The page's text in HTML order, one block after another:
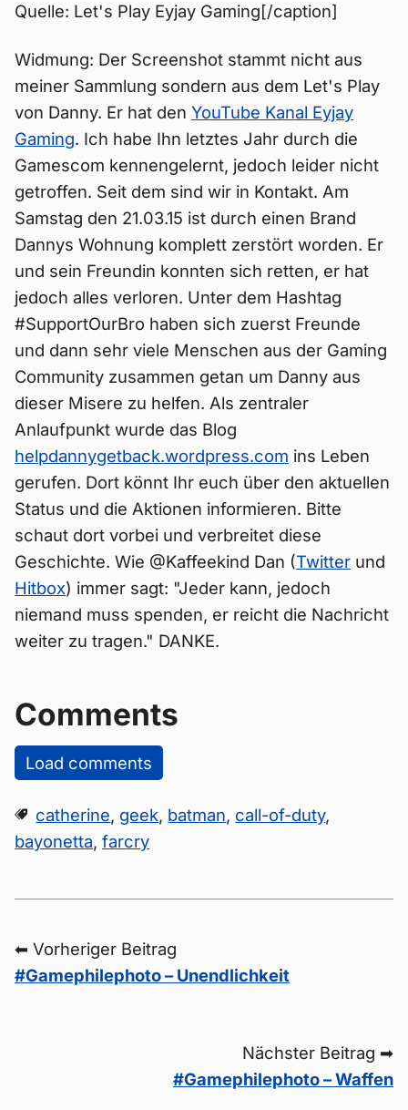
Quelle: Let's Play Eyjay Gaming[/caption]
Widmung: Der Screenshot stammt nicht aus
meiner Sammlung sondern aus dem Let's Play
von Danny. Er hat den YouTube Kanal Eyjay
Gaming. Ich habe Ihn letztes Jahr durch die
Gamescom kennengelernt, jedoch leider nicht
getroffen. Seit dem sind wir in Kontakt. Am
Samstag den 21.03.15 ist durch einen Brand
Dannys Wohnung komplett zerstört worden. Er
und sein Freundin konnten sich retten, er hat
jedoch alles verloren. Unter dem Hashtag
#SupportOurBro haben sich zuerst Freunde
und dann sehr viele Menschen aus der Gaming
Community zusammen getan um Danny aus
dieser Misere zu helfen. Als zentraler
Anlaufpunkt wurde das Blog
helpdannygetback.wordpress.com ins Leben
gerufen. Dort könnt Ihr euch über den aktuellen
Status und die Aktionen informieren. Bitte
schaut dort vorbei und verbreitet diese
Geschichte. Wie @Kaffeekind Dan (Twitter und
Hitbox) immer sagt: "Jeder kann, jedoch
niemand muss spenden, er reicht die Nachricht
weiter zu tragen." DANKE.
Comments
Load comments
catherine, geek, batman, call-of-duty,
bayonetta, farcry
⬅ Vorheriger Beitrag
#Gamephilephoto – Unendlichkeit
Nächster Beitrag ➡
#Gamephilephoto – Waffen